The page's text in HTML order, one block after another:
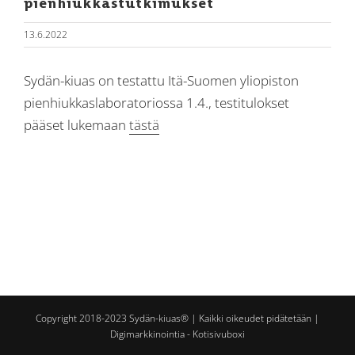
pienhiukkastutkimukset
13.6.2022
Sydän-kiuas on testattu Itä-Suomen yliopiston
pienhiukkaslaboratoriossa 1.4., testitulokset
pääset lukemaan tästä
Copyright 2018-2023 Sydän-kiuas® | Kaikki oikeudet pidätetään |
Digimarkkinointia - Kotisivuboxi